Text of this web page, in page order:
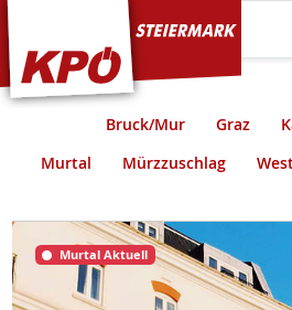
KPÖ Steiermark
Bruck/Mur Graz
Murtal
Mürzzuschlag
Murtal Aktuell